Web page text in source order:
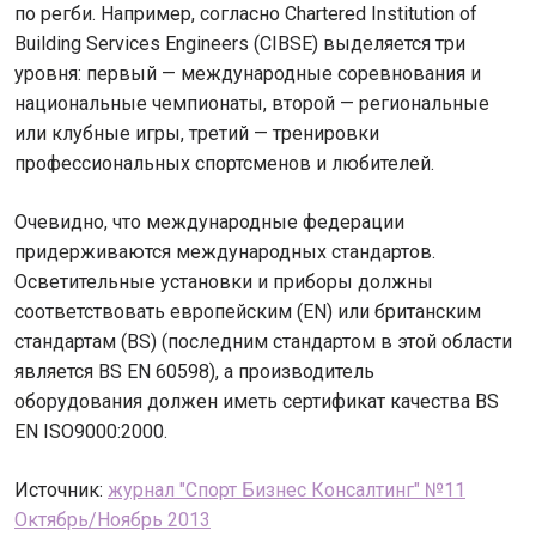
по регби. Например, согласно Chartered Institution of
Building Services Engineers (CIBSE) выделяется три
уровня: первый — международные соревнования и
национальные чемпионаты, второй — региональные
или клубные игры, третий — тренировки
профессиональных спортсменов и любителей.
Очевидно, что международные федерации
придерживаются международных стандартов.
Осветительные установки и приборы должны
соответствовать европейским (EN) или британским
стандартам (BS) (последним стандартом в этой области
является BS EN 60598), а производитель
оборудования должен иметь сертификат качества BS
EN ISO9000:2000.
Источник: журнал "Спорт Бизнес Консалтинг" №11
Октябрь/Ноябрь 2013